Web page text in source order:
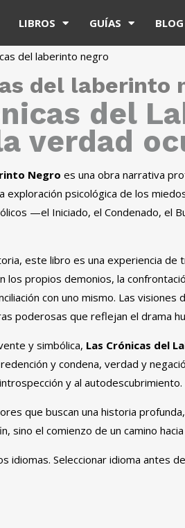
LIBROS GUÍAS BLOG
del laberinto negro
del laberinto
del
verdad
Negro es una obra narrativa
exploración psicológica de los
—el Iniciado, el Condenado, el
este libro es una experiencia
los propios demonios, la
con uno mismo. Las
poderosas que reflejan el drama
y simbólica, Las Crónicas del
y condena, verdad y
y al autodescubrimiento.
que buscan una historia
sino el comienzo de un camino
idiomas. Seleccionar idioma antes